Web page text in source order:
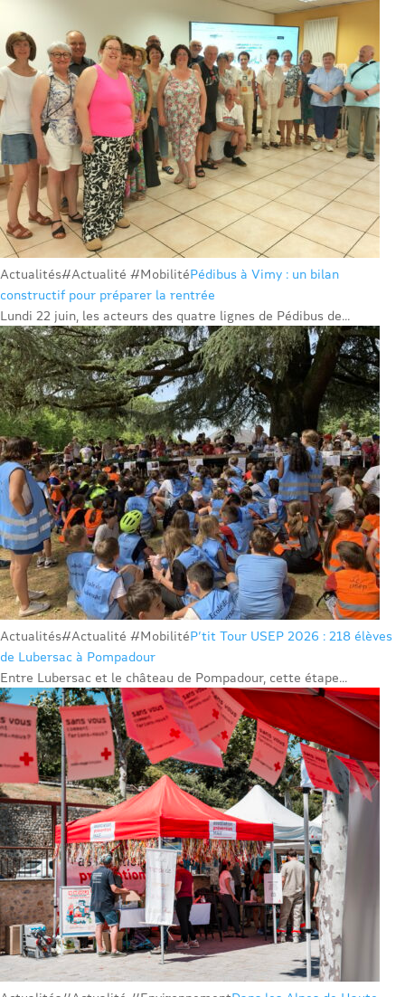
Actualités#Actualité #MobilitéPédibus à Vimy : un bilan
constructif pour préparer la rentrée
Lundi 22 juin, les acteurs des quatre lignes de Pédibus de...
Actualités#Actualité #MobilitéP’tit Tour USEP 2026 : 218 élèves
de Lubersac à Pompadour
Entre Lubersac et le château de Pompadour, cette étape...